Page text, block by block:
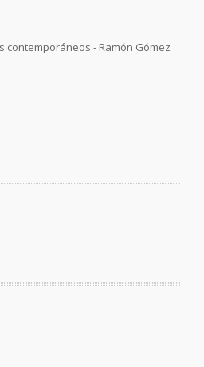
contemporáneos - Ramón Gómez